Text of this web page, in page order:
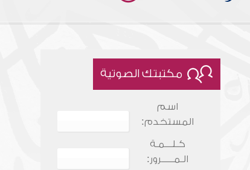
مكتبتك الصوتية
اسم
المستخدم:
كـلـــمـة
الـمـــــرور: